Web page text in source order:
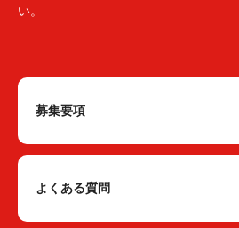
い。
募集要項
よくある質問